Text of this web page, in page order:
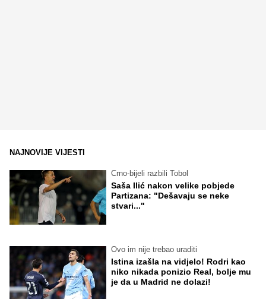
NAJNOVIJE VIJESTI
Crno-bijeli razbili Tobol
Saša Ilić nakon velike pobjede
Partizana: "Dešavaju se neke
stvari..."
Ovo im nije trebao uraditi
Istina izašla na vidjelo! Rodri kao
niko nikada ponizio Real, bolje mu
je da u Madrid ne dolazi!